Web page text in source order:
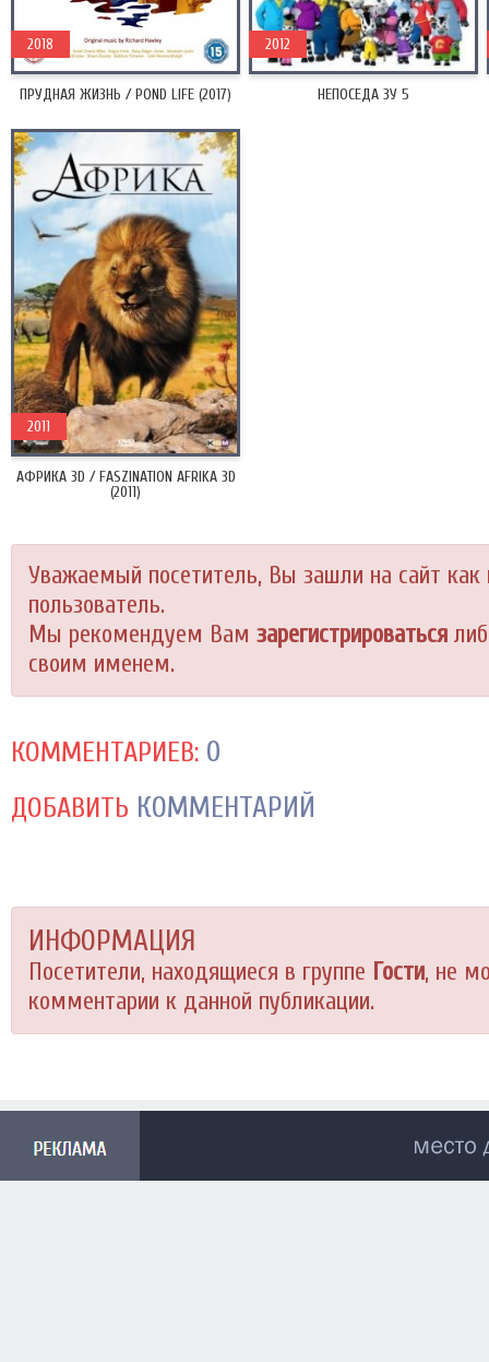
ПРУДНАЯ ЖИЗНЬ / POND LIFE (2017)
2018
НЕПОСЕДА ЗУ 5
2012
АФРИКА 3D / FASZINATION AFRIKA 3D
(2011)
2011
Уважаемый посетитель, Вы зашли на сайт как
пользователь.
Мы рекомендуем Вам зарегистрироваться
своим именем.
КОММЕНТАРИЕВ: 0
ДОБАВИТЬ КОММЕНТАРИЙ
ИНФОРМАЦИЯ
Посетители, находящиеся в группе Гости, не
комментарии к данной публикации.